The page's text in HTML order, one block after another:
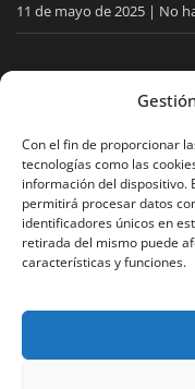
Con el fin de proporcionar
tecnologías como las
información del dispositivo.
permitirá procesar datos
identificadores únicos en
retirada del mismo puede
características y funciones.
11 de mayo de 2025 No
MANTÉNGASE
Reciba nuestros
buzón.
Aceptola política de